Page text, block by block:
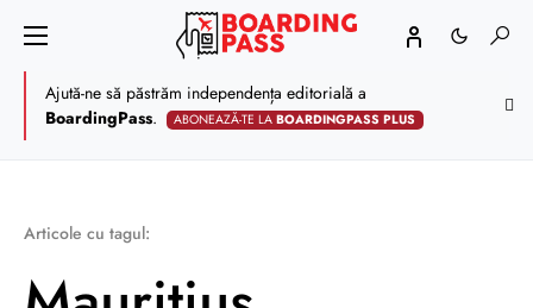
Ajută-ne să păstrăm independența editorială a
BoardingPass. ABONEAZĂ-TE LABOARDINGPASS PLUS
Articole cu tagul: